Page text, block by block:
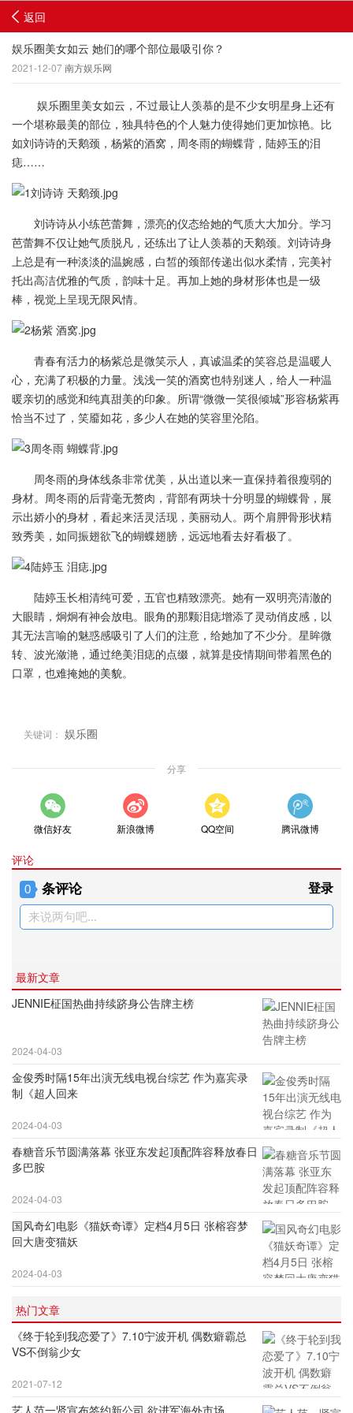
返回
娱乐圈美女如云 她们的哪个部位最吸引你？
2021-12-07南方娱乐网
娱乐圈里美女如云，不过最让人羡慕的是不少女明星身上还有
一个堪称最美的部位，独具特色的个人魅力使得她们更加惊艳。比
如刘诗诗的天鹅颈，杨紫的酒窝，周冬雨的蝴蝶背，陆婷玉的泪
痣……
刘诗诗从小练芭蕾舞，漂亮的仪态给她的气质大大加分。学习
芭蕾舞不仅让她气质脱凡，还练出了让人羡慕的天鹅颈。刘诗诗身
上总是有一种淡淡的温婉感，白皙的颈部传递出似水柔情，完美衬
托出高洁优雅的气质，韵味十足。再加上她的身材形体也是一级
棒，视觉上呈现无限风情。
青春有活力的杨紫总是微笑示人，真诚温柔的笑容总是温暖人
心，充满了积极的力量。浅浅一笑的酒窝也特别迷人，给人一种温
暖亲切的感觉和纯真甜美的印象。所谓“微微一笑很倾城”形容杨紫再
恰当不过了，笑靥如花，多少人在她的笑容里沦陷。
周冬雨的身体线条非常优美，从出道以来一直保持着很瘦弱的
身材。周冬雨的后背毫无赘肉，背部有两块十分明显的蝴蝶骨，展
示出娇小的身材，看起来活灵活现，美丽动人。两个肩胛骨形状精
致秀美，如同振翅欲飞的蝴蝶翅膀，远远地看去好看极了。
陆婷玉长相清纯可爱，五官也精致漂亮。她有一双明亮清澈的
大眼睛，炯炯有神会放电。眼角的那颗泪痣增添了灵动俏皮感，以
其无法言喻的魅惑感吸引了人们的注意，给她加了不少分。星眸微
转、波光潋滟，通过绝美泪痣的点缀，就算是疫情期间带着黑色的
口罩，也难掩她的美貌。
关键词： 娱乐圈
分享
微信好友 新浪微博 QQ空间 腾讯微博
评论
0 条评论 登录
来说两句吧...
最新文章
JENNIE柾国热曲持续跻身公告牌主榜
2024-04-03
金俊秀时隔15年出演无线电视台综艺 作为嘉宾录
制《超人回来
2024-04-03
春糖音乐节圆满落幕 张亚东发起顶配阵容释放春日
多巴胺
2024-04-03
国风奇幻电影《猫妖奇谭》定档4月5日 张榕容梦
回大唐变猫妖
2024-04-03
热门文章
《终于轮到我恋爱了》7.10宁波开机 偶数癖霸总
VS不倒翁少女
2021-07-12
艺人范一贤宣布签约新公司 欲进军海外市场